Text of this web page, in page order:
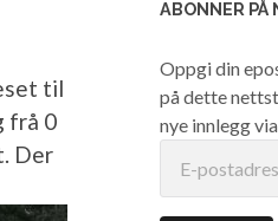
til
frå 0
Der
ABONNER PÅ
Oppgi din
på dette
nye innlegg
postadresse